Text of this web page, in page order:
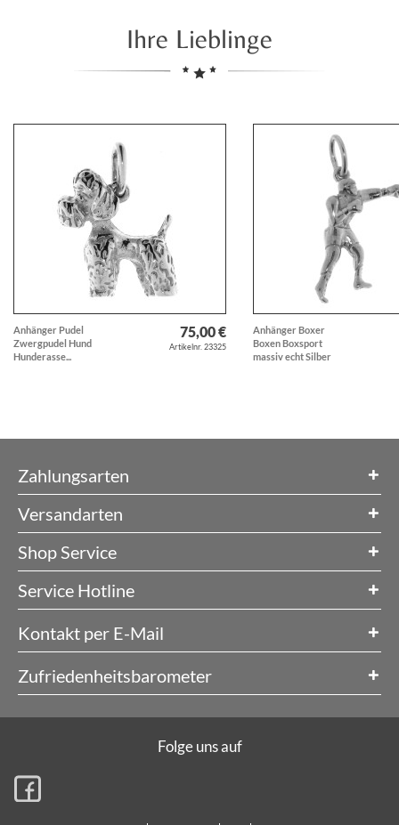
Ihre Lieblinge
Anhänger Pudel
Zwergpudel Hund
Hunderasse...
75,00 €
Artikelnr. 23325
Anhänger Boxer
Boxen Boxsport
massiv echt Silber
Zahlungsarten
Versandarten
Shop Service
Service Hotline
Kontakt per E-Mail
Zufriedenheitsbarometer
Folge uns auf